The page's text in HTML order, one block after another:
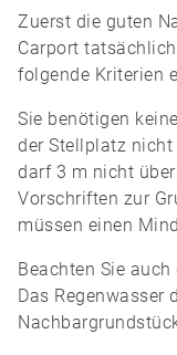
Zuerst die guten
Carport
folgende Kriterien
Sie benötigen
der Stellplatz nicht
darf 3 m nicht
Vorschriften zur
müssen einen
Beachten Sie
Das Regenwasser